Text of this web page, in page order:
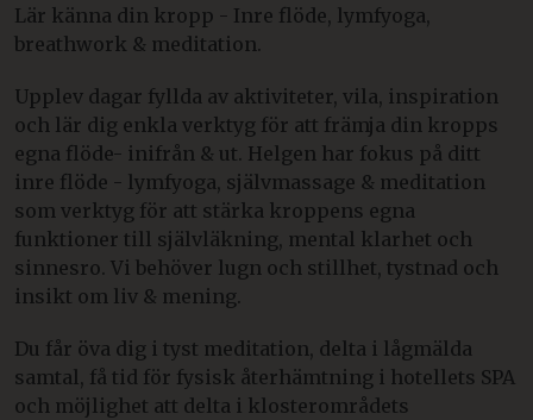
Lär känna din kropp - Inre flöde, lymfyoga,
breathwork & meditation.
Upplev dagar fyllda av aktiviteter, vila, inspiration
och lär dig enkla verktyg för att främja din kropps
egna flöde- inifrån & ut. Helgen har fokus på ditt
inre flöde - lymfyoga, självmassage & meditation
som verktyg för att stärka kroppens egna
funktioner till självläkning, mental klarhet och
sinnesro. Vi behöver lugn och stillhet, tystnad och
insikt om liv & mening.
Du får öva dig i tyst meditation, delta i lågmälda
samtal, få tid för fysisk återhämtning i hotellets SPA
och möjlighet att delta i klosterområdets